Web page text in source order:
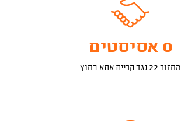
0 אסיסטים
מחזור 22 נגד קריית אתא בחוץ